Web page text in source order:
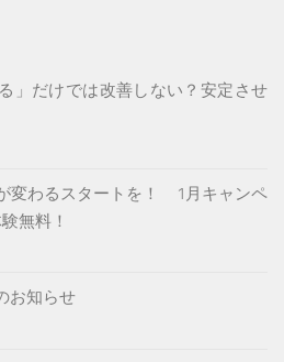
」だけでは改善しない？安定させ
変わるスタートを！ 1月キャンペ
無料！
お知らせ